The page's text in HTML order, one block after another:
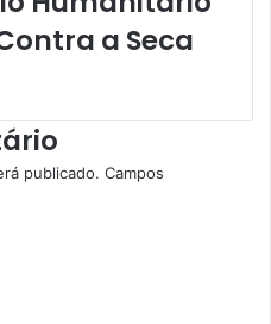
o
d
m
c
a Seca
publicado. Campos